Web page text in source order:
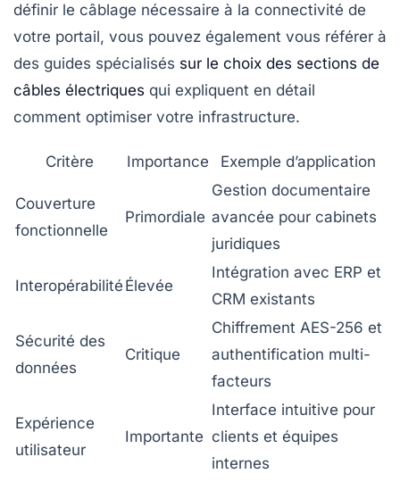
définir le câblage nécessaire à la connectivité de
votre portail, vous pouvez également vous référer à
des guides spécialisés sur le choix des sections de
câbles électriques qui expliquent en détail
comment optimiser votre infrastructure.
Critère Importance Exemple d’application
Couverture
fonctionnelle
Primordiale
Gestion documentaire
avancée pour cabinets
juridiques
Interopérabilité Élevée
Intégration avec ERP et
CRM existants
Sécurité des
données
Critique
Chiffrement AES-256 et
authentification multi-
facteurs
Expérience
utilisateur
Importante
Interface intuitive pour
clients et équipes
internes